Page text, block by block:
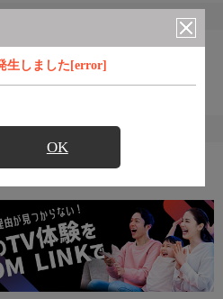
生しました[error]
OK
組